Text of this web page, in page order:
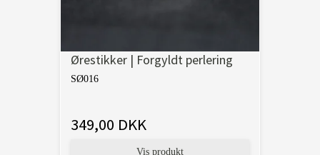
Ørestikker | Forgyldt perlering
SØ016
349,00 DKK
Vis produkt